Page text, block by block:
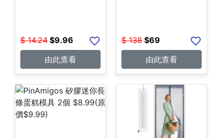
$ 14.24 $9.96
由此查看
$ 138 $69
由此查看